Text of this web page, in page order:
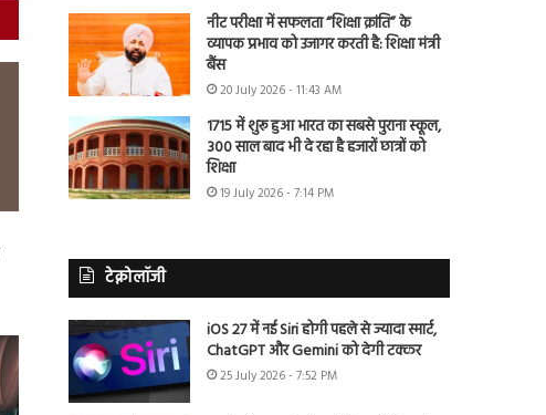
नीट परीक्षा में सफलता “शिक्षा क्रांति” के
व्यापक प्रभाव को उजागर करती है: शिक्षा मंत्री
बैंस
20 July 2026 - 11:43 AM
1715 में शुरू हुआ भारत का सबसे पुराना स्कूल,
300 साल बाद भी दे रहा है हजारों छात्रों को
शिक्षा
19 July 2026 - 7:14 PM
टेक्नोलॉजी
iOS 27 में नई Siri होगी पहले से ज्यादा स्मार्ट,
ChatGPT और Gemini को देगी टक्कर
25 July 2026 - 7:52 PM